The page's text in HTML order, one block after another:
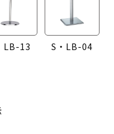
LB-13 S・LB-04